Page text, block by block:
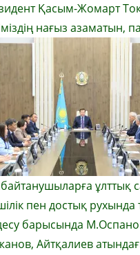
Қасым-Жомарт
нағыз азаматын,
ұлттық
пен достық рухында
барысында
Айтқалиев